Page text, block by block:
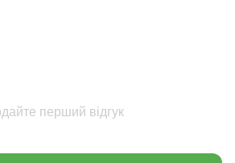
перший відгук